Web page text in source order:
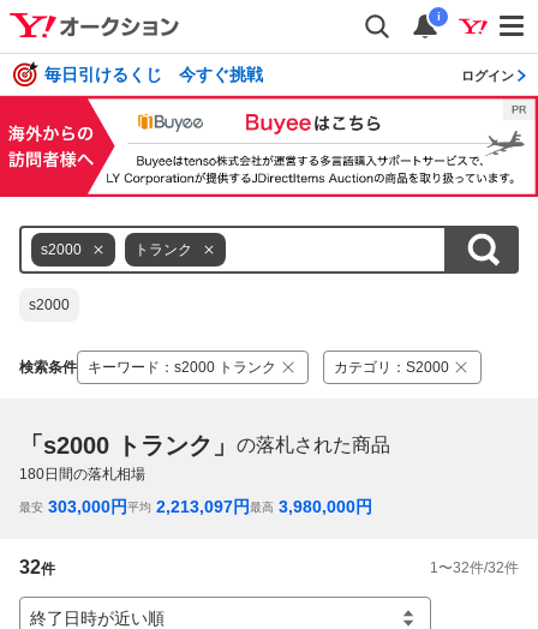
i
毎日引けるくじ 今すぐ挑戦 ログイン
s2000 トランク
s2000
検索条件 キーワード ： s2000 トランク カテゴリ ： S2000
「s2000 トランク」 の落札された商品
180日間の落札相場
最安 303,000円平均 2,213,097円最高 3,980,000円
32件 1 〜32件/32件
終了日時が近い順